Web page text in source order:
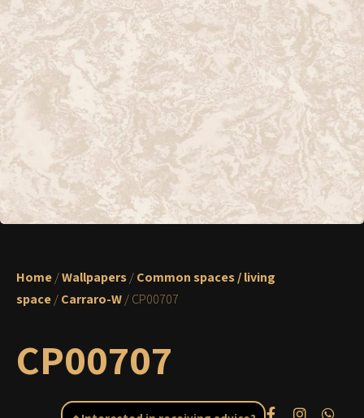
Home/Wallpapers/Common spaces / living
space/Carraro-W/ CP00707
CP00707